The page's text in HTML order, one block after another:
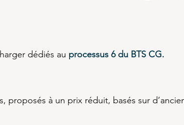
dédiés au processus 6 du BTS CG.
proposés à un prix réduit, basés sur